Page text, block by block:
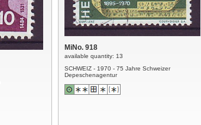
MiNo. 918
available quantity: 13
SCHWEIZ - 1970 - 75 Jahre Schweizer
Depeschenagentur